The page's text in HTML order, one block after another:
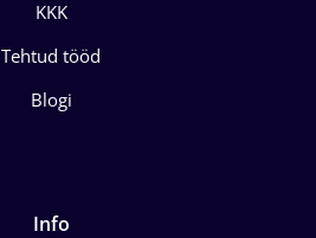
KKK
Tehtud tööd
Blogi
Info